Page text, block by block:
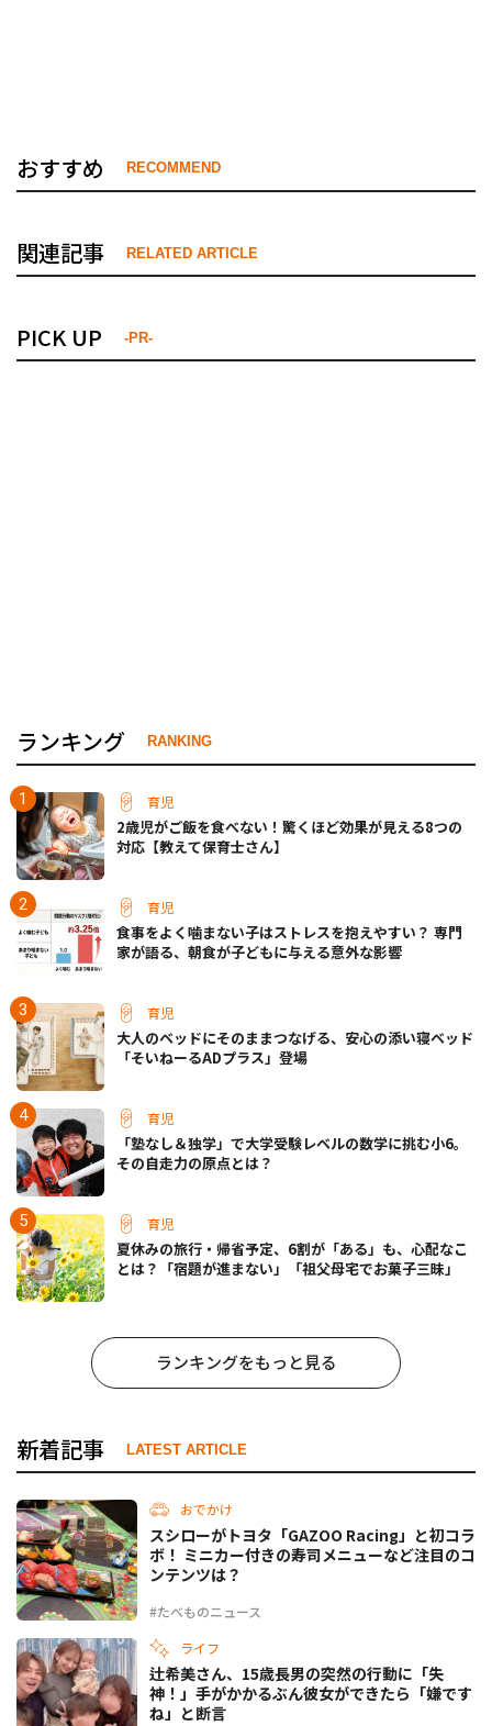
おすすめ RECOMMEND
関連記事 RELATED ARTICLE
PICK UP -PR-
ランキング RANKING
育児
2歳児がご飯を食べない！驚くほど効果が見える8つの
対応【教えて保育士さん】
育児
食事をよく噛まない子はストレスを抱えやすい？ 専門
家が語る、朝食が子どもに与える意外な影響
育児
大人のベッドにそのままつなげる、安心の添い寝ベッド
「そいねーるADプラス」登場
育児
「塾なし＆独学」で大学受験レベルの数学に挑む小6。
その自走力の原点とは？
育児
夏休みの旅行・帰省予定、6割が「ある」も、心配なこ
とは？「宿題が進まない」「祖父母宅でお菓子三昧」
ランキングをもっと見る
新着記事 LATEST ARTICLE
おでかけ
#たべものニュース
スシローがトヨタ「GAZOO Racing」と初コラ
ボ！ ミニカー付きの寿司メニューなど注目のコ
ンテンツは？
ライフ
辻希美さん、15歳長男の突然の行動に「失
神！」手がかかるぶん彼女ができたら「嫌です
ね」と断言